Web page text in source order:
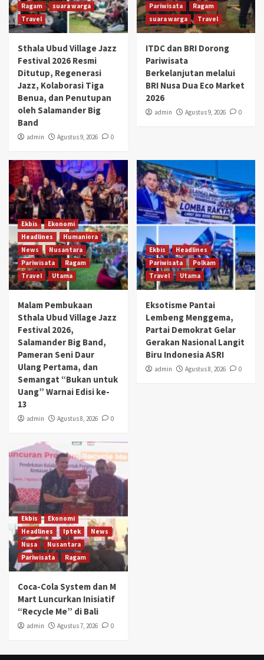
Ragam
suara warga
Travel
Sthala Ubud Village Jazz
Festival 2026 Resmi
Ditutup, Regenerasi
Jazz, Kolaborasi Tiga
Benua, dan Penutupan
oleh Salamander Big
Band
admin Agustus 9, 2026 0
Pariwisata
Ragam
suara warga
Travel
ITDC dan BRI Dorong
Pariwisata
Berkelanjutan melalui
BRI Nusa Dua Eco Market
2026
admin Agustus 9, 2026 0
Ekbis
Ekonomi
Headlines
Humaniora
News
Nusantara
Pariwisata
Ragam
Travel
Utama
Malam Pembukaan
Sthala Ubud Village Jazz
Festival 2026,
Salamander Big Band,
Pameran Seni Daur
Ulang Pertama, dan
Semangat “Bukan untuk
Uang” Warnai Edisi ke-
13
admin Agustus 8, 2026 0
Ekbis
Headlines
Pariwisata
Polkam
Travel
Utama
Eksotisme Pantai
Lembeng Menggema,
Partai Demokrat Gelar
Gerakan Nasional Langit
Biru Indonesia ASRI
admin Agustus 8, 2026 0
Ekbis
Ekonomi
Headlines
Iptek
News
Nusa
Nusantara
Pariwisata
Ragam
Coca-Cola System dan M
Mart Luncurkan Inisiatif
“Recycle Me” di Bali
admin Agustus 7, 2026 0